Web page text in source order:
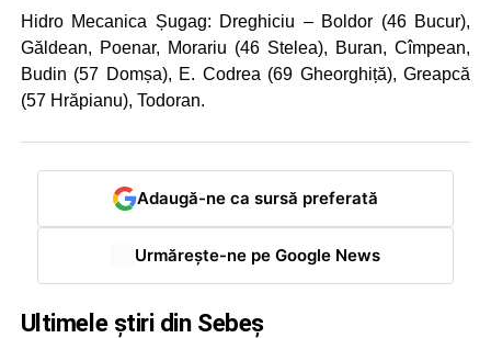
Hidro Mecanica Șugag: Dreghiciu – Boldor (46 Bucur),
Găldean, Poenar, Morariu (46 Stelea), Buran, Cîmpean,
Budin (57 Domșa), E. Codrea (69 Gheorghiță), Greapcă
(57 Hrăpianu), Todoran.
Adaugă-ne ca sursă preferată
Urmărește-ne pe Google News
Ultimele știri din Sebeș